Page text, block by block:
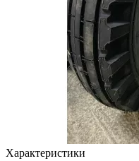
Характеристики